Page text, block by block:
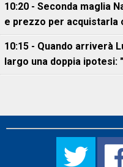
10:20 - Seconda maglia
e prezzo per acquistarla
10:15 - Quando arriverà
largo una doppia ipotesi: